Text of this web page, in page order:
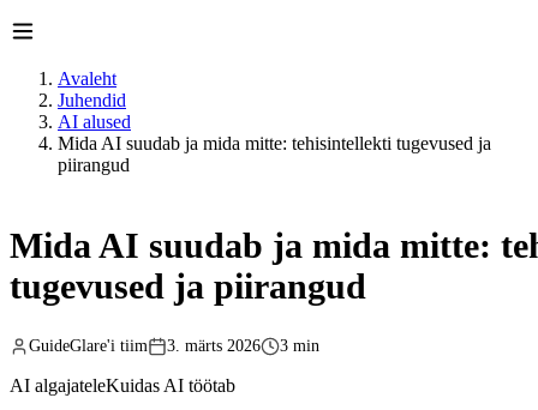
Avaleht
Juhendid
AI alused
Mida AI suudab ja mida mitte: tehisintellekti tugevused ja
piirangud
Mida AI suudab ja mida mitte:
tugevused ja piirangud
GuideGlare'i tiim 3. märts 2026 3 min
AI algajateleKuidas AI töötab